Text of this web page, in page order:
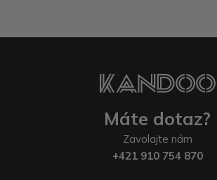
Máte dotaz?
Zavolajte nám
+421 910 754 870